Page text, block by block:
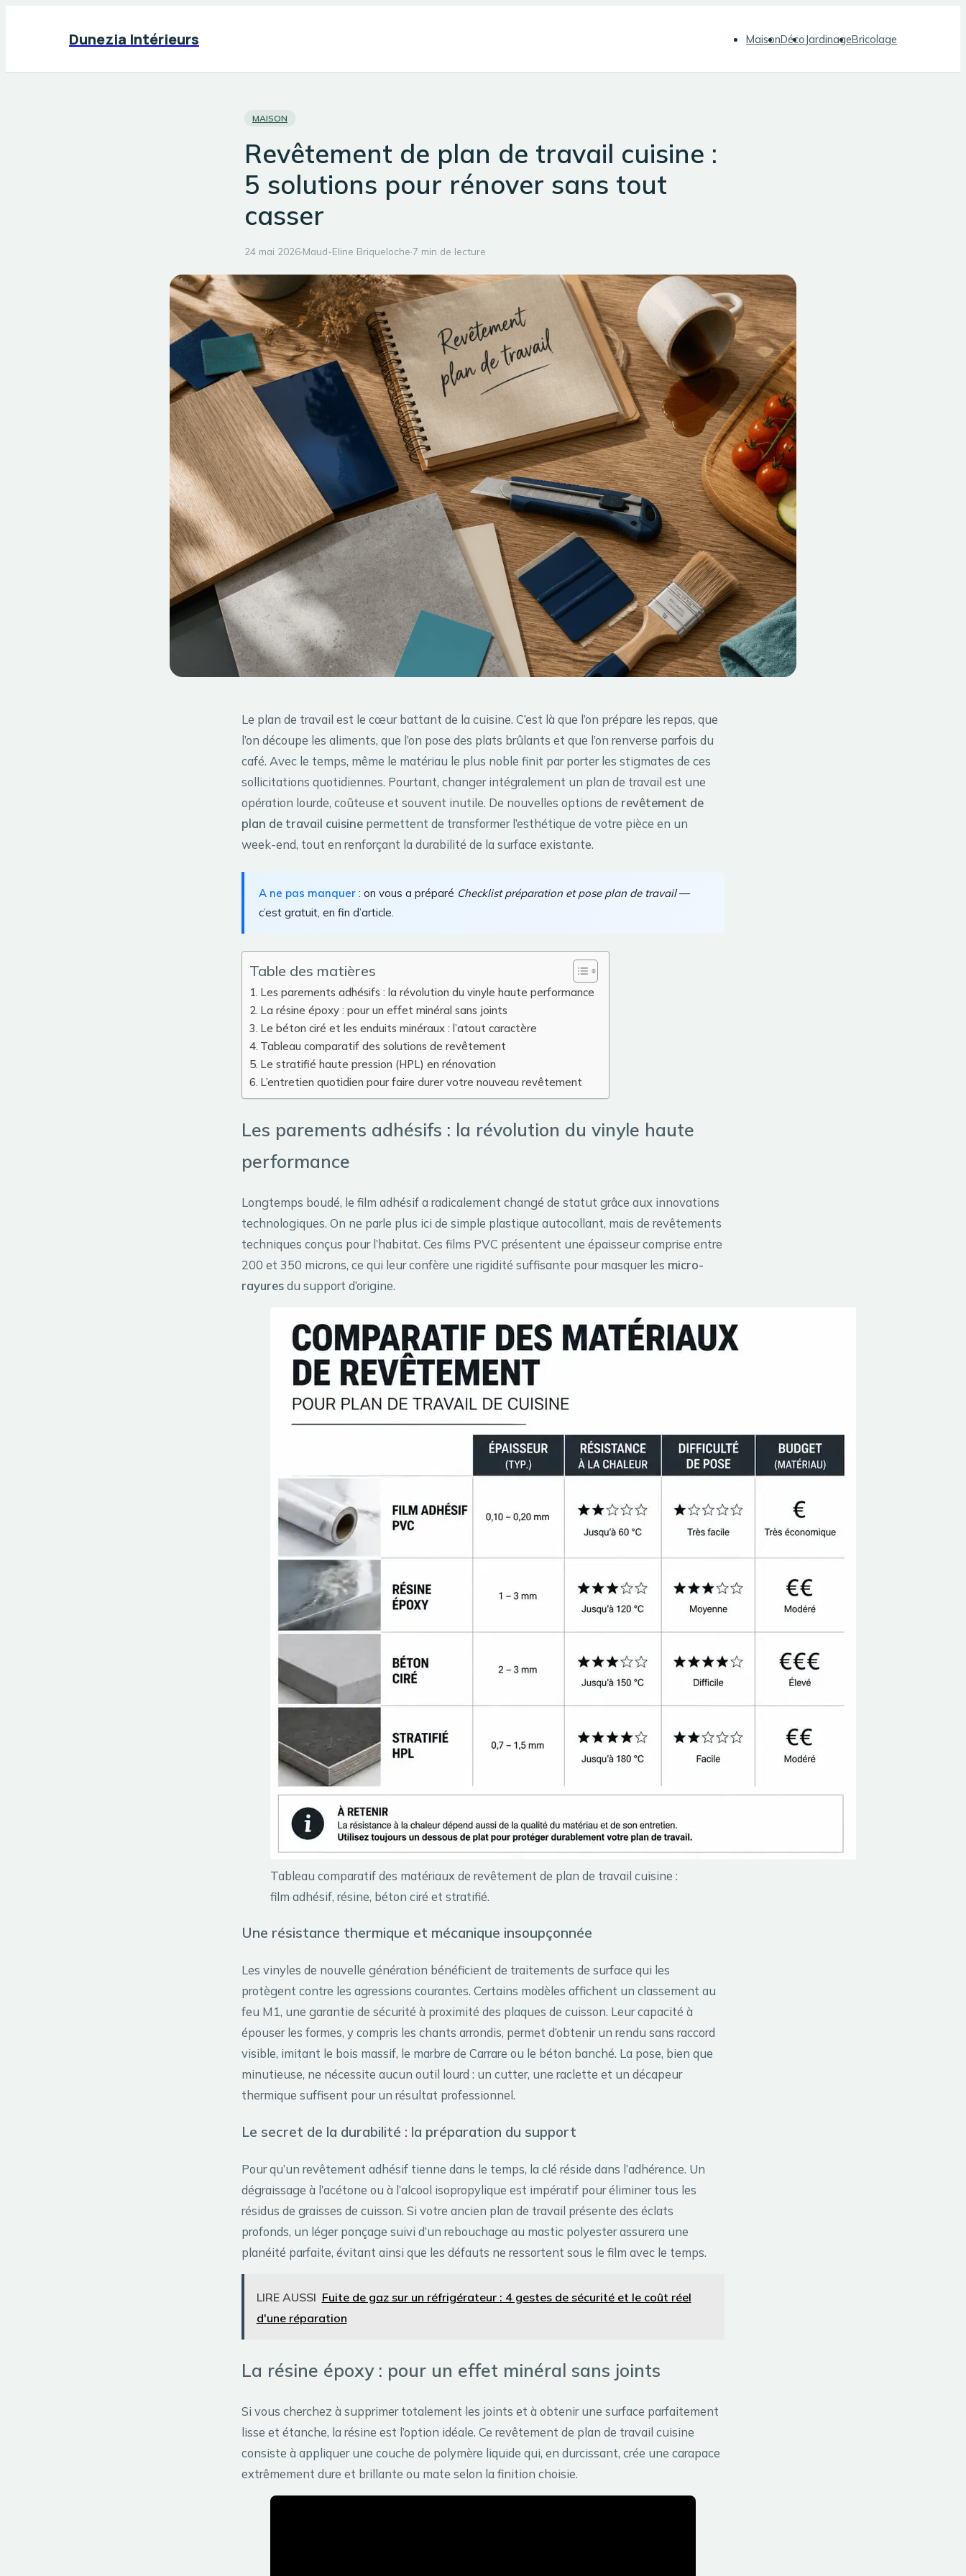
Dunezia Intérieurs MaisonDécoJardinageBricolage
MAISON
Revêtement de plan de travail cuisine :
5 solutions pour rénover sans tout
casser
24 mai 2026·Maud-Eline Briqueloche·7 min de lecture
Le plan de travail est le cœur battant de la cuisine. C’est là que l’on prépare les repas, que
l’on découpe les aliments, que l’on pose des plats brûlants et que l’on renverse parfois du
café. Avec le temps, même le matériau le plus noble finit par porter les stigmates de ces
sollicitations quotidiennes. Pourtant, changer intégralement un plan de travail est une
opération lourde, coûteuse et souvent inutile. De nouvelles options de revêtement de
plan de travail cuisine permettent de transformer l’esthétique de votre pièce en un
week-end, tout en renforçant la durabilité de la surface existante.
A ne pas manquer : on vous a préparé Checklist préparation et pose plan de travail—
c’est gratuit, en fin d’article.
Table des matières
Les parements adhésifs : la révolution du vinyle haute performance
La résine époxy : pour un effet minéral sans joints
Le béton ciré et les enduits minéraux : l’atout caractère
Tableau comparatif des solutions de revêtement
Le stratifié haute pression (HPL) en rénovation
L’entretien quotidien pour faire durer votre nouveau revêtement
Les parements adhésifs : la révolution du vinyle haute
performance
Longtemps boudé, le film adhésif a radicalement changé de statut grâce aux innovations
technologiques. On ne parle plus ici de simple plastique autocollant, mais de revêtements
techniques conçus pour l’habitat. Ces films PVC présentent une épaisseur comprise entre
200 et 350 microns, ce qui leur confère une rigidité suffisante pour masquer les micro-
rayuresdu support d’origine.
Tableau comparatif des matériaux de revêtement de plan de travail cuisine :
film adhésif, résine, béton ciré et stratifié.
Une résistance thermique et mécanique insoupçonnée
Les vinyles de nouvelle génération bénéficient de traitements de surface qui les
protègent contre les agressions courantes. Certains modèles affichent un classement au
feu M1, une garantie de sécurité à proximité des plaques de cuisson. Leur capacité à
épouser les formes, y compris les chants arrondis, permet d’obtenir un rendu sans raccord
visible, imitant le bois massif, le marbre de Carrare ou le béton banché. La pose, bien que
minutieuse, ne nécessite aucun outil lourd : un cutter, une raclette et un décapeur
thermique suffisent pour un résultat professionnel.
Le secret de la durabilité : la préparation du support
Pour qu’un revêtement adhésif tienne dans le temps, la clé réside dans l’adhérence. Un
dégraissage à l’acétone ou à l’alcool isopropylique est impératif pour éliminer tous les
résidus de graisses de cuisson. Si votre ancien plan de travail présente des éclats
profonds, un léger ponçage suivi d’un rebouchage au mastic polyester assurera une
planéité parfaite, évitant ainsi que les défauts ne ressortent sous le film avec le temps.
LIRE AUSSI Fuite de gaz sur un réfrigérateur : 4 gestes de sécurité et le coût réel
d'une réparation
La résine époxy : pour un effet minéral sans joints
Si vous cherchez à supprimer totalement les joints et à obtenir une surface parfaitement
lisse et étanche, la résine est l’option idéale. Ce revêtement de plan de travail cuisine
consiste à appliquer une couche de polymère liquide qui, en durcissant, crée une carapace
extrêmement dure et brillante ou mate selon la finition choisie.